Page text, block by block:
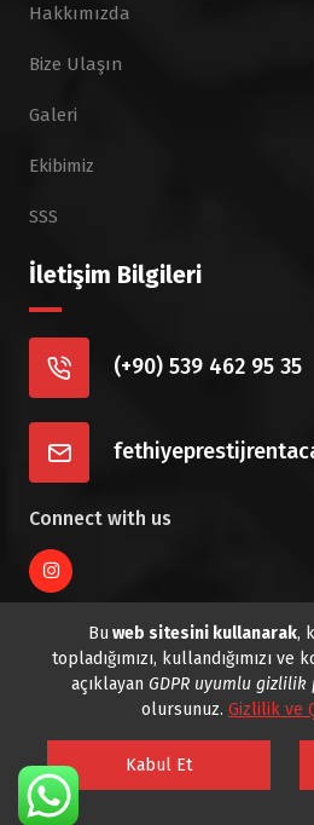
PCI-DSS Ödeme
Hakkımızda
Bize Ulaşın
Galeri
Ekibimiz
SSS
İletişim Bilgileri
(+90) 539 462 95 35
Connect with us
Telif Hakkı © 2022 - 2025
Tüm Hakları
Bu web sitesini kullanarak,
topladığımızı, kullandığımızı ve
açıklayan GDPR uyumlu gizlilik
olursunuz. Gizlilik ve
Kabul Et